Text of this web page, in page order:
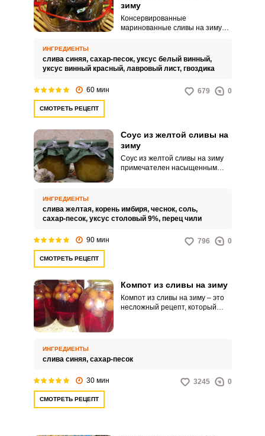
зиму
Консервированные
маринованные сливы на зиму
готовится достаточно просто.
Несложный процесс не
ИНГРЕДИЕНТЫ
слива синяя, сахар-песок, уксус белый винный,
уксус винный красный, лавровый лист, гвоздика
60 мин 679 0
СМОТРЕТЬ РЕЦЕПТ
Соус из желтой сливы на
зиму
Соус из желтой сливы на зиму
примечателен насыщенным
можно подавать как дополнение
к мясным, рыбным угощениям и
другим закускам.
ИНГРЕДИЕНТЫ
слива желтая, корень имбиря, чеснок, соль,
сахар-песок, уксус столовый 9%, перец чили
90 мин 796 0
СМОТРЕТЬ РЕЦЕПТ
Компот из сливы на зиму
Компот из сливы на зиму – это
несложный рецепт, который
ИНГРЕДИЕНТЫ
слива синяя, сахар-песок
30 мин 3245 0
СМОТРЕТЬ РЕЦЕПТ